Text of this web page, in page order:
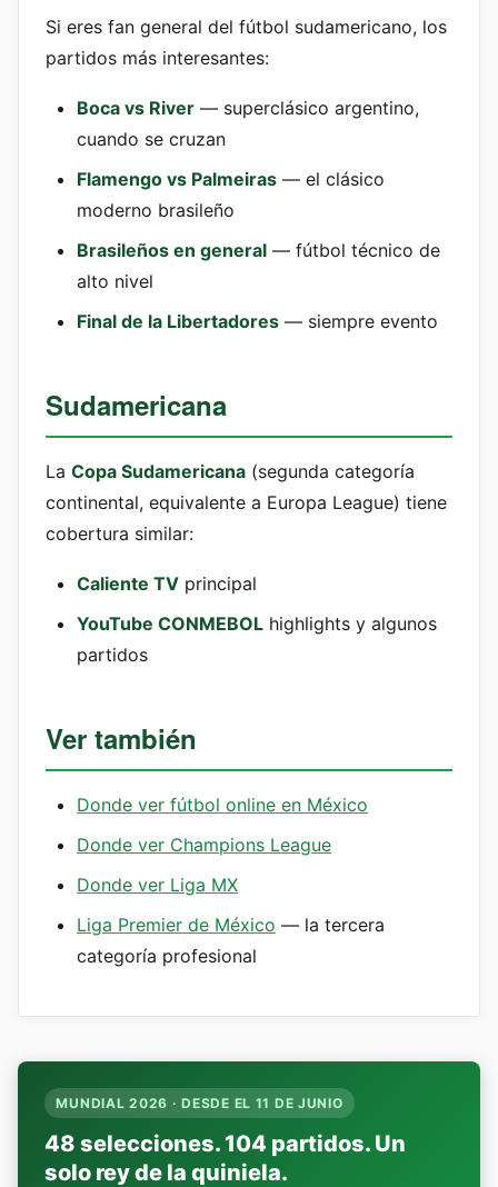
Si eres fan general del fútbol sudamericano, los
partidos más interesantes:
Boca vs River — superclásico argentino,
cuando se cruzan
Flamengo vs Palmeiras — el clásico
moderno brasileño
Brasileños en general — fútbol técnico de
alto nivel
Final de la Libertadores — siempre evento
Sudamericana
La Copa Sudamericana (segunda categoría
continental, equivalente a Europa League) tiene
cobertura similar:
Caliente TV principal
YouTube CONMEBOL highlights y algunos
partidos
Ver también
Donde ver fútbol online en México
Donde ver Champions League
Donde ver Liga MX
Liga Premier de México — la tercera
categoría profesional
MUNDIAL 2026 · DESDE EL 11 DE JUNIO
48 selecciones. 104 partidos. Un
solo rey de la quiniela.